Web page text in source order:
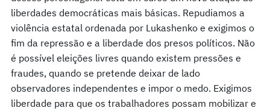
liberdades democráticas mais básicas. Repudiamos a
violência estatal ordenada por Lukashenko e exigimos o
fim da repressão e a liberdade dos presos políticos. Não
é possível eleições livres quando existem pressões e
fraudes, quando se pretende deixar de lado
observadores independentes e impor o medo. Exigimos
liberdade para que os trabalhadores possam mobilizar e